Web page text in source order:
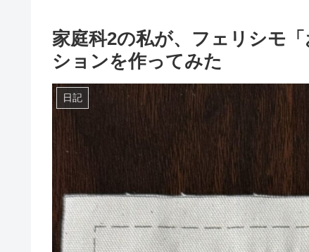
家庭科2の私が、フェリシモ
ションを作ってみた
日記